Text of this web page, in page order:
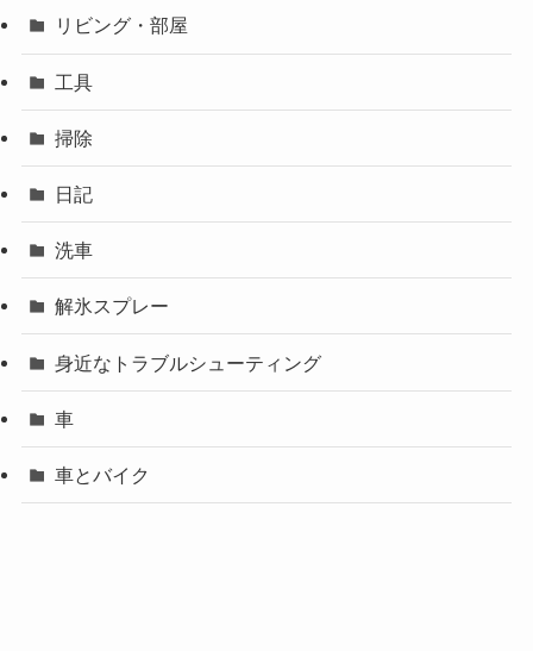
リビング・部屋
工具
掃除
日記
洗車
解氷スプレー
身近なトラブルシューティング
車
車とバイク